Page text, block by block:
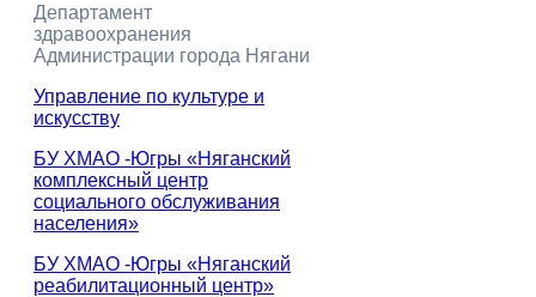
Департамент
здравоохранения
Администрации города Нягани
Управление по культуре и
искусству
БУ ХМАО -Югры «Няганский
комплексный центр
социального обслуживания
населения»
БУ ХМАО -Югры «Няганский
реабилитационный центр»